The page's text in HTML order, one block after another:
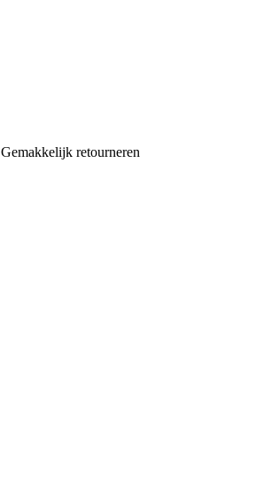
Gemakkelijk retourneren